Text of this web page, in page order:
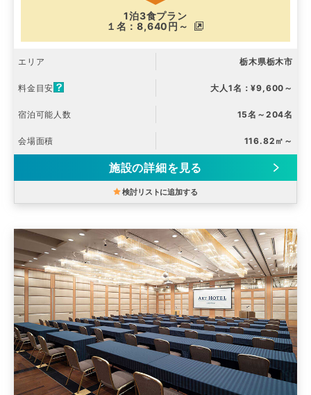
1泊3食プラン
１名：8,640円～
エリア 栃木県栃木市
料金目安 大人1名：¥9,600～
宿泊可能人数 15名～204名
会場面積 116.82㎡～
施設の詳細を見る
検討リストに追加する